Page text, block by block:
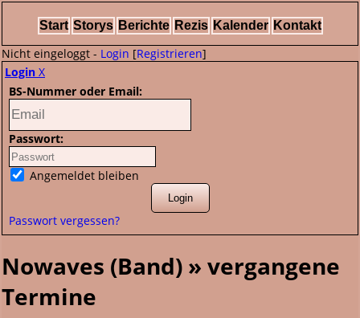
Start Storys Berichte Rezis Kalender Kontakt
Nicht eingeloggt - Login [Registrieren]
Login X
BS-Nummer oder Email:
Passwort:
Angemeldet bleiben
Passwort vergessen?
Nowaves (Band) » vergangene
Termine